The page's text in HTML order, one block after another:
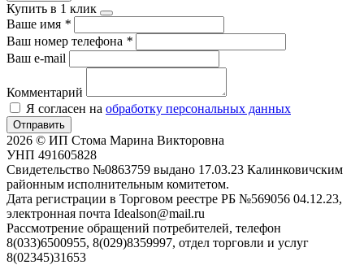
Купить в 1 клик
Ваше имя *
Ваш номер телефона *
Ваш e-mail
Комментарий
Я согласен на обработку персональных данных
Отправить
2026 © ИП Стома Марина Викторовна
УНП 491605828
Свидетельство №0863759 выдано 17.03.23 Калинковичским
районным исполнительным комитетом.
Дата регистрации в Торговом реестре РБ №569056 04.12.23,
электронная почта Idealson@mail.ru
Рассмотрение обращений потребителей, телефон
8(033)6500955, 8(029)8359997, отдел торговли и услуг
8(02345)31653